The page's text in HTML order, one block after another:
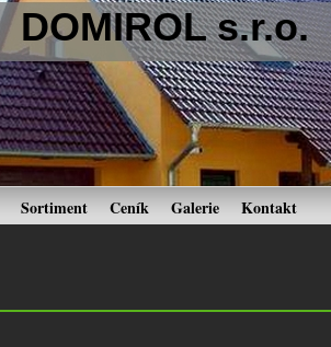
DOMIROL s.r.o.
Sortiment Ceník Galerie Kontakt